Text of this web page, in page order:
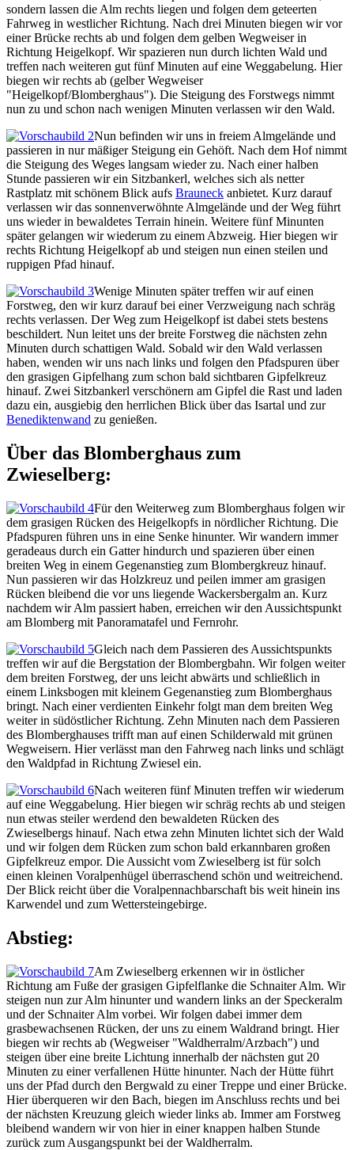
sondern lassen die Alm rechts liegen und folgen dem geteerten
Fahrweg in westlicher Richtung. Nach drei Minuten biegen wir vor
einer Brücke rechts ab und folgen dem gelben Wegweiser in
Richtung Heigelkopf. Wir spazieren nun durch lichten Wald und
treffen nach weiteren gut fünf Minuten auf eine Weggabelung. Hier
biegen wir rechts ab (gelber Wegweiser
"Heigelkopf/Blomberghaus"). Die Steigung des Forstwegs nimmt
nun zu und schon nach wenigen Minuten verlassen wir den Wald.
Nun befinden wir uns in freiem Almgelände und
passieren in nur mäßiger Steigung ein Gehöft. Nach dem Hof nimmt
die Steigung des Weges langsam wieder zu. Nach einer halben
Stunde passieren wir ein Sitzbankerl, welches sich als netter
Rastplatz mit schönem Blick aufs Brauneck anbietet. Kurz darauf
verlassen wir das sonnenverwöhnte Almgelände und der Weg führt
uns wieder in bewaldetes Terrain hinein. Weitere fünf Minunten
später gelangen wir wiederum zu einem Abzweig. Hier biegen wir
rechts Richtung Heigelkopf ab und steigen nun einen steilen und
ruppigen Pfad hinauf.
Wenige Minuten später treffen wir auf einen
Forstweg, den wir kurz darauf bei einer Verzweigung nach schräg
rechts verlassen. Der Weg zum Heigelkopf ist dabei stets bestens
beschildert. Nun leitet uns der breite Forstweg die nächsten zehn
Minuten durch schattigen Wald. Sobald wir den Wald verlassen
haben, wenden wir uns nach links und folgen den Pfadspuren über
den grasigen Gipfelhang zum schon bald sichtbaren Gipfelkreuz
hinauf. Zwei Sitzbankerl verschönern am Gipfel die Rast und laden
dazu ein, ausgiebig den herrlichen Blick über das Isartal und zur
Benediktenwand zu genießen.
Über das Blomberghaus zum
Zwieselberg:
Für den Weiterweg zum Blomberghaus folgen wir
dem grasigen Rücken des Heigelkopfs in nördlicher Richtung. Die
Pfadspuren führen uns in eine Senke hinunter. Wir wandern immer
geradeaus durch ein Gatter hindurch und spazieren über einen
breiten Weg in einem Gegenanstieg zum Blombergkreuz hinauf.
Nun passieren wir das Holzkreuz und peilen immer am grasigen
Rücken bleibend die vor uns liegende Wackersbergalm an. Kurz
nachdem wir Alm passiert haben, erreichen wir den Aussichtspunkt
am Blomberg mit Panoramatafel und Fernrohr.
Gleich nach dem Passieren des Aussichtspunkts
treffen wir auf die Bergstation der Blombergbahn. Wir folgen weiter
dem breiten Forstweg, der uns leicht abwärts und schließlich in
einem Linksbogen mit kleinem Gegenanstieg zum Blomberghaus
bringt. Nach einer verdienten Einkehr folgt man dem breiten Weg
weiter in südöstlicher Richtung. Zehn Minuten nach dem Passieren
des Blomberghauses trifft man auf einen Schilderwald mit grünen
Wegweisern. Hier verlässt man den Fahrweg nach links und schlägt
den Waldpfad in Richtung Zwiesel ein.
Nach weiteren fünf Minuten treffen wir wiederum
auf eine Weggabelung. Hier biegen wir schräg rechts ab und steigen
nun etwas steiler werdend den bewaldeten Rücken des
Zwieselbergs hinauf. Nach etwa zehn Minuten lichtet sich der Wald
und wir folgen dem Rücken zum schon bald erkannbaren großen
Gipfelkreuz empor. Die Aussicht vom Zwieselberg ist für solch
einen kleinen Voralpenhügel überraschend schön und weitreichend.
Der Blick reicht über die Voralpennachbarschaft bis weit hinein ins
Karwendel und zum Wettersteingebirge.
Abstieg:
Am Zwieselberg erkennen wir in östlicher
Richtung am Fuße der grasigen Gipfelflanke die Schnaiter Alm. Wir
steigen nun zur Alm hinunter und wandern links an der Speckeralm
und der Schnaiter Alm vorbei. Wir folgen dabei immer dem
grasbewachsenen Rücken, der uns zu einem Waldrand bringt. Hier
biegen wir rechts ab (Wegweiser "Waldherralm/Arzbach") und
steigen über eine breite Lichtung innerhalb der nächsten gut 20
Minuten zu einer verfallenen Hütte hinunter. Nach der Hütte führt
uns der Pfad durch den Bergwald zu einer Treppe und einer Brücke.
Hier überqueren wir den Bach, biegen im Anschluss rechts und bei
der nächsten Kreuzung gleich wieder links ab. Immer am Forstweg
bleibend wandern wir von hier in einer knappen halben Stunde
zurück zum Ausgangspunkt bei der Waldherralm.